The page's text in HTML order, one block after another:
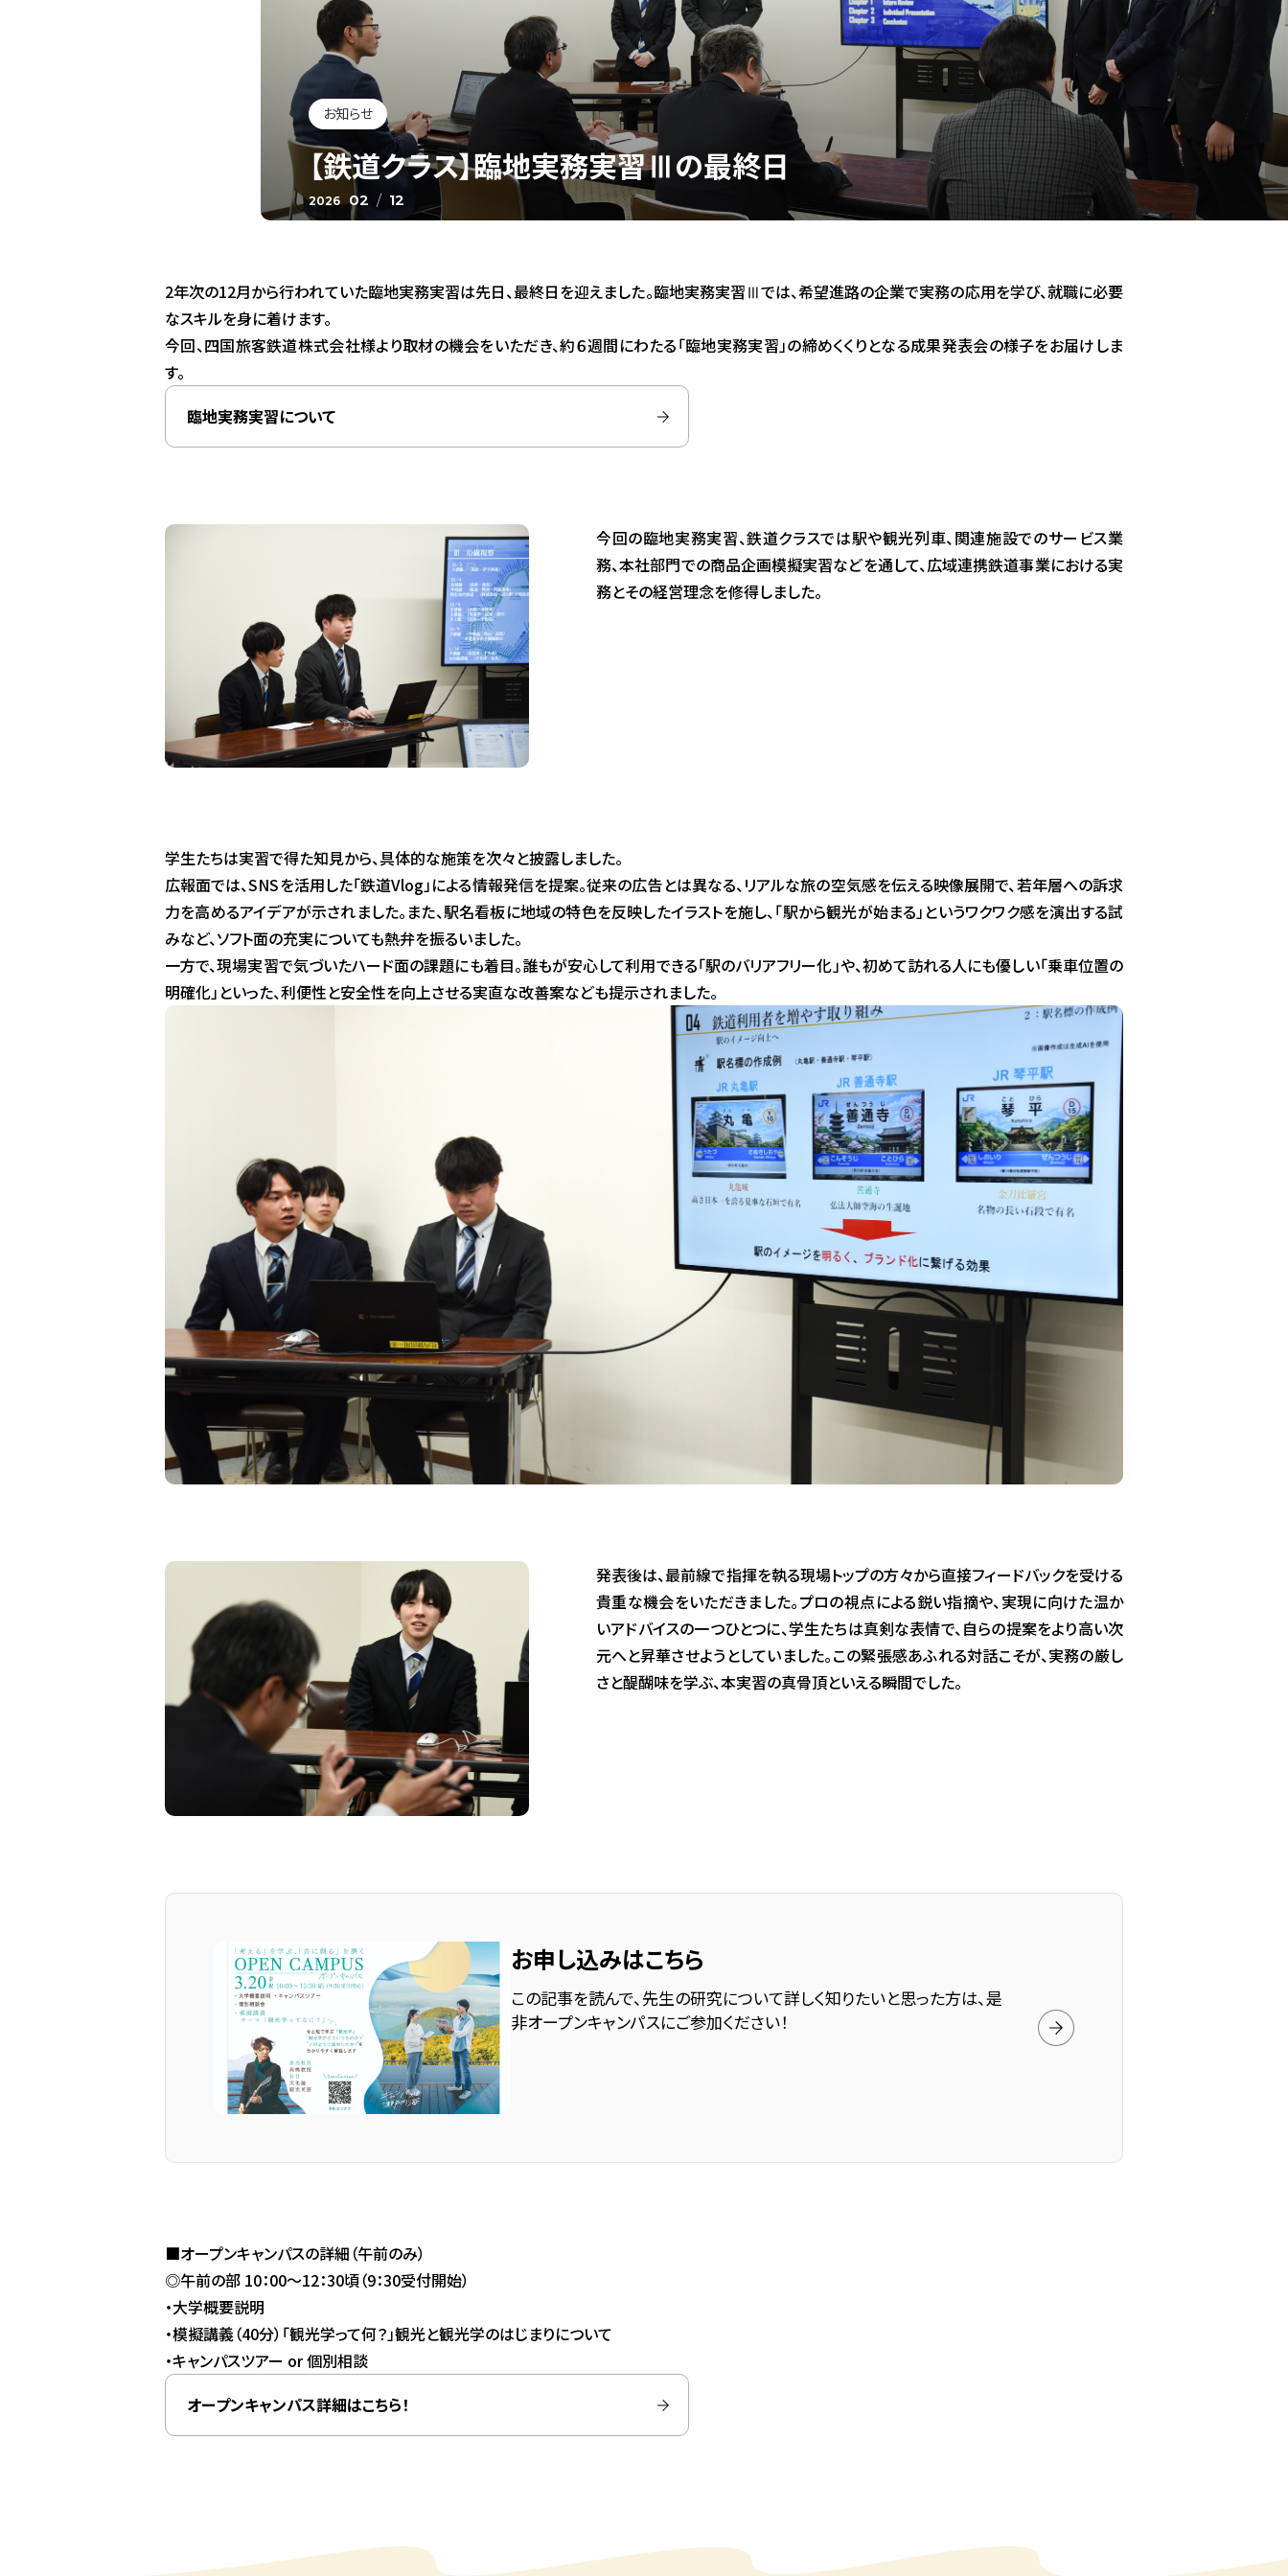
お知らせ
【鉄道クラス】臨地実務実習Ⅲの最終日
2026 02 / 12
2年次の12月から行われていた臨地実務実習は先日、最終日を迎えました。臨地実務実習Ⅲでは、希望進路の企業で実務の応用を学び、就職に必要
なスキルを身に着けます。
今回、四国旅客鉄道株式会社様より取材の機会をいただき、約６週間にわたる「臨地実務実習」の締めくくりとなる成果発表会の様子をお届けしま
す。
臨地実務実習について
今回の臨地実務実習、鉄道クラスでは駅や観光列車、関連施設でのサービス業
務、本社部門での商品企画模擬実習などを通して、広域連携鉄道事業における実
務とその経営理念を修得しました。
学生たちは実習で得た知見から、具体的な施策を次々と披露しました。
広報面では、SNSを活用した「鉄道Vlog」による情報発信を提案。従来の広告とは異なる、リアルな旅の空気感を伝える映像展開で、若年層への訴求
力を高めるアイデアが示されました。また、駅名看板に地域の特色を反映したイラストを施し、「駅から観光が始まる」というワクワク感を演出する試
みなど、ソフト面の充実についても熱弁を振るいました。
一方で、現場実習で気づいたハード面の課題にも着目。誰もが安心して利用できる「駅のバリアフリー化」や、初めて訪れる人にも優しい「乗車位置の
明確化」といった、利便性と安全性を向上させる実直な改善案なども提示されました。
発表後は、最前線で指揮を執る現場トップの方々から直接フィードバックを受ける
貴重な機会をいただきました。プロの視点による鋭い指摘や、実現に向けた温か
いアドバイスの一つひとつに、学生たちは真剣な表情で、自らの提案をより高い次
元へと昇華させようとしていました。この緊張感あふれる対話こそが、実務の厳し
さと醍醐味を学ぶ、本実習の真骨頂といえる瞬間でした。
お申し込みはこちら
この記事を読んで、先生の研究について詳しく知りたいと思った方は、是
非オープンキャンパスにご参加ください！
■オープンキャンパスの詳細（午前のみ）
◎午前の部 10：00～12：30頃（9：30受付開始）
・大学概要説明
・模擬講義（40分）「観光学って何？」観光と観光学のはじまりについて
・キャンパスツアー or 個別相談
オープンキャンパス詳細はこちら！